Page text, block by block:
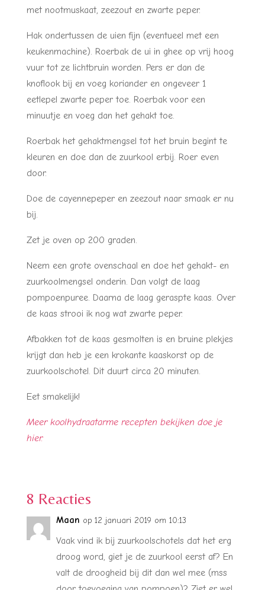
met nootmuskaat, zeezout en zwarte peper.
Hak ondertussen de uien fijn (eventueel met een
keukenmachine). Roerbak de ui in ghee op vrij hoog
vuur tot ze lichtbruin worden. Pers er dan de
knoflook bij en voeg koriander en ongeveer 1
eetlepel zwarte peper toe. Roerbak voor een
minuutje en voeg dan het gehakt toe.
Roerbak het gehaktmengsel tot het bruin begint te
kleuren en doe dan de zuurkool erbij. Roer even
door.
Doe de cayennepeper en zeezout naar smaak er nu
bij.
Zet je oven op 200 graden.
Neem een grote ovenschaal en doe het gehakt- en
zuurkoolmengsel onderin. Dan volgt de laag
pompoenpuree. Daarna de laag geraspte kaas. Over
de kaas strooi ik nog wat zwarte peper.
Afbakken tot de kaas gesmolten is en bruine plekjes
krijgt dan heb je een krokante kaaskorst op de
zuurkoolschotel. Dit duurt circa 20 minuten.
Eet smakelijk!
Meer koolhydraatarme recepten bekijken doe je
hier.
8 Reacties
Maan op 12 januari 2019 om 10:13
Vaak vind ik bij zuurkoolschotels dat het erg
droog word, giet je de zuurkool eerst af? En
valt de droogheid bij dit dan wel mee (mss